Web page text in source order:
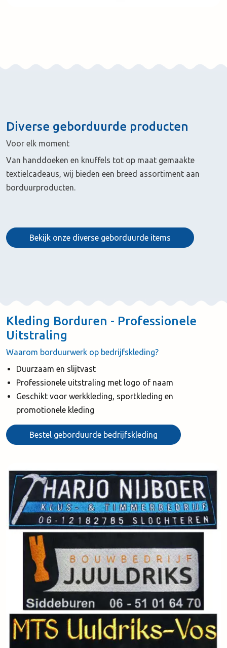
Diverse geborduurde producten
Voor elk moment
Van handdoeken en knuffels tot op maat gemaakte
textielcadeaus, wij bieden een breed assortiment aan
borduurproducten.
Bekijk onze diverse geborduurde items
Kleding Borduren - Professionele
Uitstraling
Waarom borduurwerk op bedrijfskleding?
Duurzaam en slijtvast
Professionele uitstraling met logo of naam
Geschikt voor werkkleding, sportkleding en
promotionele kleding
Bestel geborduurde bedrijfskleding